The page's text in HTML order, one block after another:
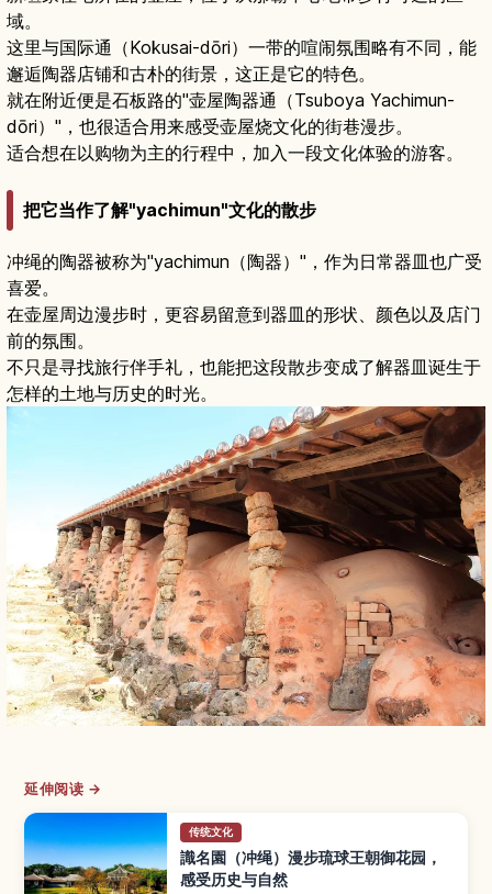
域。
这里与国际通（Kokusai-dōri）一带的喧闹氛围略有不同，能
邂逅陶器店铺和古朴的街景，这正是它的特色。
就在附近便是石板路的"壶屋陶器通（Tsuboya Yachimun-
dōri）"，也很适合用来感受壶屋烧文化的街巷漫步。
适合想在以购物为主的行程中，加入一段文化体验的游客。
把它当作了解"yachimun"文化的散步
冲绳的陶器被称为"yachimun（陶器）"，作为日常器皿也广受
喜爱。
在壶屋周边漫步时，更容易留意到器皿的形状、颜色以及店门
前的氛围。
不只是寻找旅行伴手礼，也能把这段散步变成了解器皿诞生于
怎样的土地与历史的时光。
延伸阅读 →
传统文化
識名園（冲绳）漫步琉球王朝御花园，
感受历史与自然